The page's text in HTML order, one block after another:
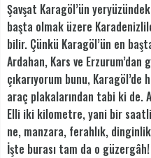
Şavşat Karagöl’ün
başta olmak üzere
bilir. Çünkü Karagöl’ün en
Ardahan, Kars ve
çıkarıyorum bunu,
araç plakalarından tabi ki de.
Elli iki kilometre, yani bir
ne, manzara, ferahlık,
İşte burası tam da o güzergâh!